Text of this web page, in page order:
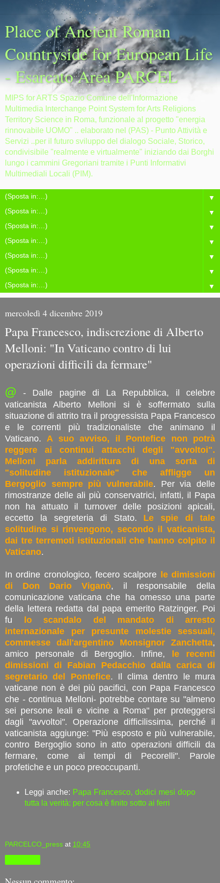
Place of Ancient Roman
Countryside for European Life
- Esarcato Area PARCEL
MIPS for ARTS Spazio Comune dell'Informazione
Multimedia Interchange Point System for Arts Religions
Territory Science in Roma, funzionale al progetto "energia
rinnovabile UOMO" .. elaborato nel (PAS) - Punto Attività e
Servizi ..per il futuro sviluppo del dialogo Sociale, Storico,
condivisibile "realmente e virtualmente" iniziando dai Borghi
lungo i cammini Gregoriani tramite i Punti Informativi
Multimediali Locali (PIM).
▼
▼
▼
▼
▼
▼
▼
mercoledì 4 dicembre 2019
Papa Francesco, indiscrezione di Alberto
Melloni: "In Vaticano contro di lui
operazioni difficili da fermare"
@ - Dalle pagine di La Repubblica, il celebre
vaticanista Alberto Melloni si è soffermato sulla
situazione di attrito tra il progressista Papa Francesco
e le correnti più tradizionaliste che animano il
Vaticano. A suo avviso, il Pontefice non potrà
reggere ai continui attacchi degli "avvoltoi".
Melloni parla addirittura di una sorta di
"solitudine istituzionale" che affligge un
Bergoglio sempre più vulnerabile. Per via delle
rimostranze delle ali più conservatrici, infatti, il Papa
non ha attuato il turnover delle posizioni apicali,
eccetto la segreteria di Stato. Le spie di tale
solitudine si rinvengono, secondo il vaticanista,
dai tre terremoti istituzionali che hanno colpito il
Vaticano.
In ordine cronologico, fecero scalpore le dimissioni
di Don Dario Viganò, il responsabile della
comunicazione vaticana che ha omesso una parte
della lettera redatta dal papa emerito Ratzinger. Poi
fu lo scandalo del mandato di arresto
internazionale per presunte molestie sessuali,
commesse dall'argentino Monsignor Zanchetta,
amico personale di Bergoglio. Infine, le recenti
dimissioni di Fabian Pedacchio dalla carica di
segretario del Pontefice. Il clima dentro le mura
vaticane non è dei più pacifici, con Papa Francesco
che - continua Melloni- potrebbe contare su "almeno
sei persone leali e vicine a Roma" per proteggersi
dagli "avvoltoi". Operazione difficilissima, perché il
vaticanista aggiunge: "Più esposto e più vulnerabile,
contro Bergoglio sono in atto operazioni difficili da
fermare, come ai tempi di Pecorelli". Parole
profetiche e un poco preoccupanti.
Leggi anche: Papa Francesco, dodici mesi dopo
tutta la verità: per cosa è finito sotto ai ferri
PARCELCO_press at 10:45